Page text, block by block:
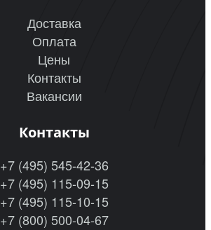
Доставка
Оплата
Цены
Контакты
Вакансии
Контакты
+7 (495) 545-42-36
+7 (495) 115-09-15
+7 (495) 115-10-15
+7 (800) 500-04-67